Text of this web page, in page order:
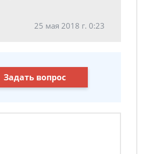
25 мая 2018 г. 0:23
Задать вопрос